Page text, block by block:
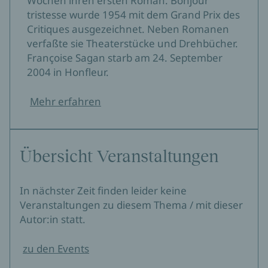
»Auf jeden Fall ein Anreiz, um sich mal wieder mit dem
Werk von Sagan zu beschäftigen.«
RBB Kultur Lesestoff
Gerrit Bartels, 26.11.2019
»Der subtile Spott ist ein Genuß.«
»Der Anfang ist fulminant. (...) Mit lässiger
nach einem Autounfall zum Pflegefall wird, den seine
Frau (...) nur noch abwimmeln möchte.«
Der Spiegel
tristesse wurde 1954 mit dem Grand Prix des
Critiques ausgezeichnet. Neben Romanen
verfaßte sie Theaterstücke und Drehbücher.
Françoise Sagan starb am 24. September
2004 in Honfleur.
Mehr erfahren
Übersicht Veranstaltungen
In nächster Zeit finden leider keine
Veranstaltungen zu diesem Thema / mit dieser
Autor:in statt.
zu den Events